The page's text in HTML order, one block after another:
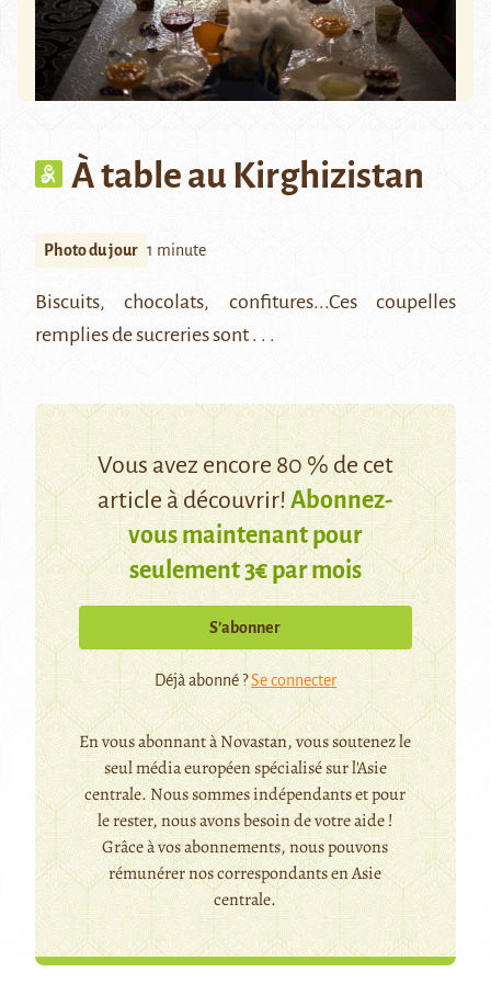
À table au Kirghizistan
Photo du jour 1 minute
Biscuits, chocolats, confitures...Ces coupelles
remplies de sucreries sont . . .
Vous avez encore 80 % de cet
article à découvrir!Abonnez-
vous maintenant pour
seulement 3€ par mois
S’abonner
Déjà abonné ?Se connecter
En vous abonnant à Novastan, vous soutenez le
seul média européen spécialisé sur l'Asie
centrale. Nous sommes indépendants et pour
le rester, nous avons besoin de votre aide !
Grâce à vos abonnements, nous pouvons
rémunérer nos correspondants en Asie
centrale.